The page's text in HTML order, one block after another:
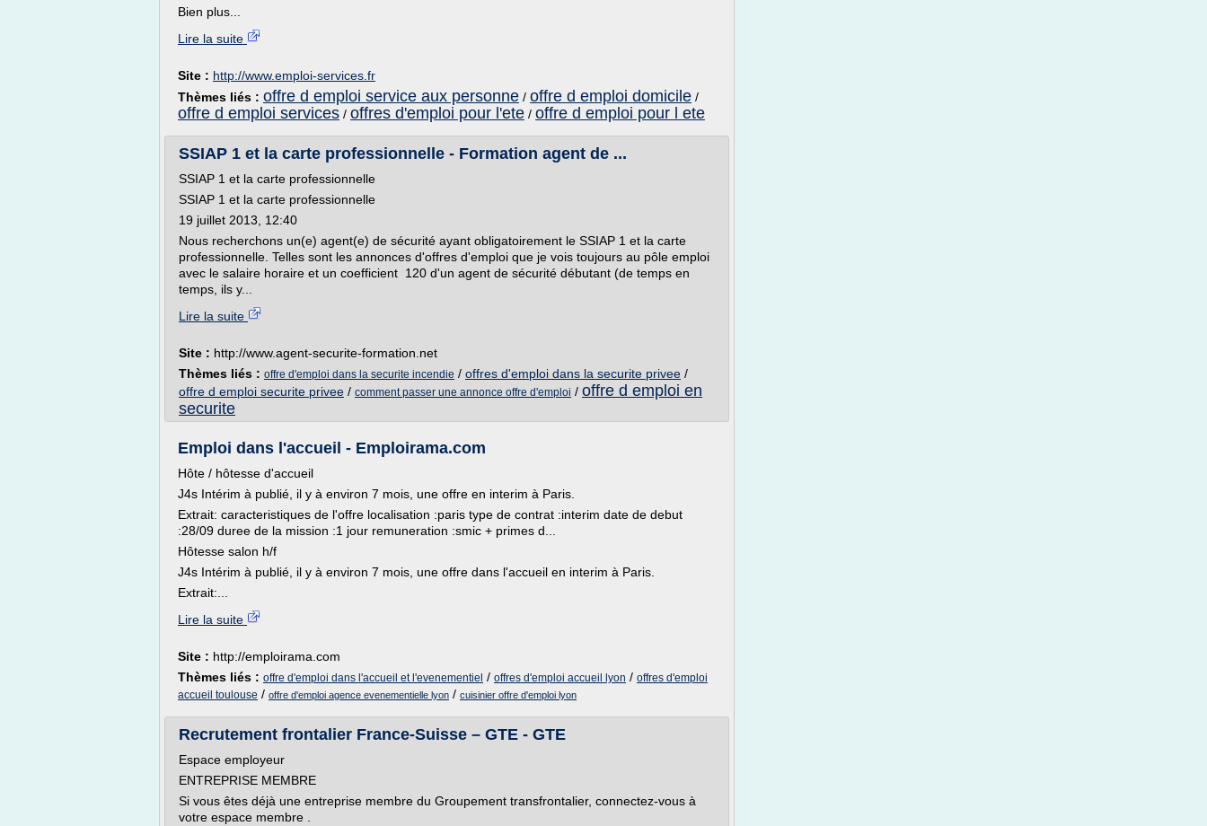
Bien plus...
Lire la suite
Site : http://www.emploi-services.fr
Thèmes liés : offre d emploi service aux personne / offre d emploi domicile /
offre d emploi services / offres d'emploi pour l'ete / offre d emploi pour l ete
SSIAP 1 et la carte professionnelle - Formation agent de ...
SSIAP 1 et la carte professionnelle
SSIAP 1 et la carte professionnelle
19 juillet 2013, 12:40
Nous recherchons un(e) agent(e) de sécurité ayant obligatoirement le SSIAP 1 et la carte
professionnelle. Telles sont les annonces d'offres d'emploi que je vois toujours au pôle emploi
avec le salaire horaire et un coefficient 120 d'un agent de sécurité débutant (de temps en
temps, ils y...
Lire la suite
Site : http://www.agent-securite-formation.net
Thèmes liés : offre d'emploi dans la securite incendie / offres d'emploi dans la securite privee /
offre d emploi securite privee / comment passer une annonce offre d'emploi / offre d emploi en
securite
Emploi dans l'accueil - Emploirama.com
Hôte / hôtesse d'accueil
J4s Intérim à publié, il y à environ 7 mois, une offre en interim à Paris.
Extrait: caracteristiques de l'offre localisation :paris type de contrat :interim date de debut
:28/09 duree de la mission :1 jour remuneration :smic + primes d...
Hôtesse salon h/f
J4s Intérim à publié, il y à environ 7 mois, une offre dans l'accueil en interim à Paris.
Extrait:...
Lire la suite
Site : http://emploirama.com
Thèmes liés : offre d'emploi dans l'accueil et l'evenementiel / offres d'emploi accueil lyon / offres d'emploi
accueil toulouse / offre d'emploi agence evenementielle lyon / cuisinier offre d'emploi lyon
Recrutement frontalier France-Suisse – GTE - GTE
Espace employeur
ENTREPRISE MEMBRE
Si vous êtes déjà une entreprise membre du Groupement transfrontalier, connectez-vous à
votre espace membre .